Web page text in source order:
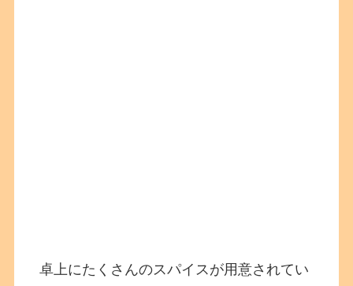
卓上にたくさんのスパイスが用意されてい